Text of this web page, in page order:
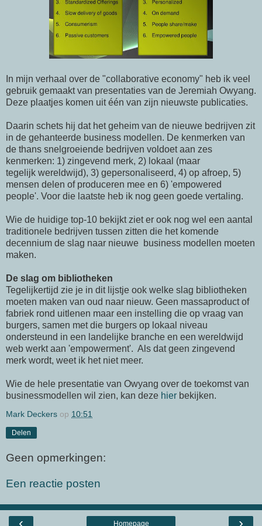
In mijn verhaal over de "collaborative economy" heb ik veel
gebruik gemaakt van presentaties van de Jeremiah Owyang.
Deze plaatjes komen uit één van zijn nieuwste publicaties.
Daarin schets hij dat het geheim van de nieuwe bedrijven zit
in de gehanteerde business modellen. De kenmerken van
de thans snelgroeiende bedrijven voldoet aan zes
kenmerken: 1) zingevend merk, 2) lokaal (maar
tegelijk wereldwijd), 3) gepersonaliseerd, 4) op afroep, 5)
mensen delen of produceren mee en 6) 'empowered
people'. Voor die laatste heb ik nog geen goede vertaling.
Wie de huidige top-10 bekijkt ziet er ook nog wel een aantal
traditionele bedrijven tussen zitten die het komende
decennium de slag naar nieuwe business modellen moeten
maken.
De slag om bibliotheken
Tegelijkertijd zie je in dit lijstje ook welke slag bibliotheken
moeten maken van oud naar nieuw. Geen massaproduct of
fabriek rond uitlenen maar een instelling die op vraag van
burgers, samen met die burgers op lokaal niveau
ondersteund in een landelijke branche en een wereldwijd
web werkt aan 'empowerment'. Als dat geen zingevend
merk wordt, weet ik het niet meer.
Wie de hele presentatie van Owyang over de toekomst van
businessmodellen wil zien, kan deze hier bekijken.
Mark Deckers op 10:51
Delen
Geen opmerkingen:
Een reactie posten
‹ ›
Homepage